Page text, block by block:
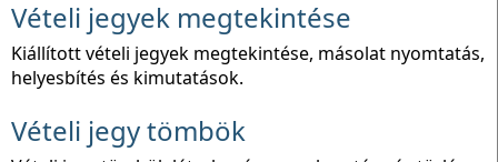
Vételi jegyek megtekintése
Kiállított vételi jegyek megtekintése, másolat nyomtatás,
helyesbítés és kimutatások.
Vételi jegy tömbök